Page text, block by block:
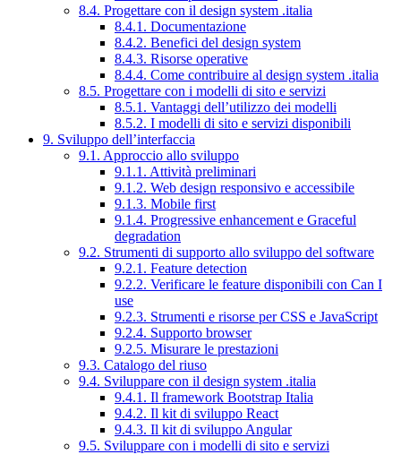
8.4. Progettare con il design system .italia
8.4.1. Documentazione
8.4.2. Benefici del design system
8.4.3. Risorse operative
8.4.4. Come contribuire al design system .italia
8.5. Progettare con i modelli di sito e servizi
8.5.1. Vantaggi dell’utilizzo dei modelli
8.5.2. I modelli di sito e servizi disponibili
9. Sviluppo dell’interfaccia
9.1. Approccio allo sviluppo
9.1.1. Attività preliminari
9.1.2. Web design responsivo e accessibile
9.1.3. Mobile first
9.1.4. Progressive enhancement e Graceful
degradation
9.2. Strumenti di supporto allo sviluppo del software
9.2.1. Feature detection
9.2.2. Verificare le feature disponibili con Can I
use
9.2.3. Strumenti e risorse per CSS e JavaScript
9.2.4. Supporto browser
9.2.5. Misurare le prestazioni
9.3. Catalogo del riuso
9.4. Sviluppare con il design system .italia
9.4.1. Il framework Bootstrap Italia
9.4.2. Il kit di sviluppo React
9.4.3. Il kit di sviluppo Angular
9.5. Sviluppare con i modelli di sito e servizi